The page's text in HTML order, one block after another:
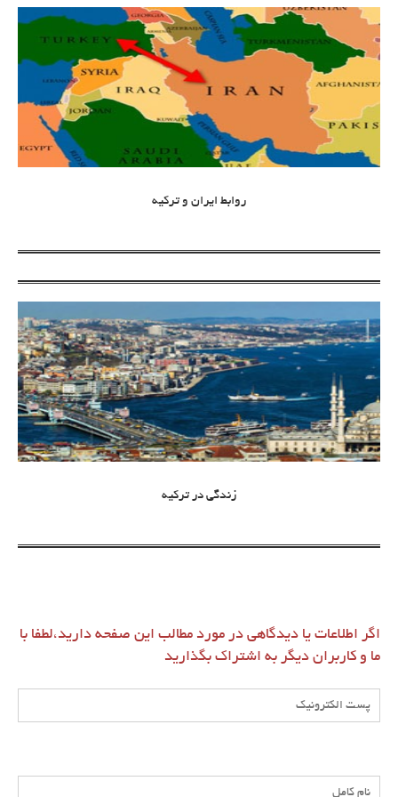
روابط ایران و ترکیه
زندگی در ترکیه
اگر اطلاعات یا دیدگاهی در مورد مطالب این صفحه دارید،لطفا با
ما و کاربران دیگر به اشتراک بگذارید